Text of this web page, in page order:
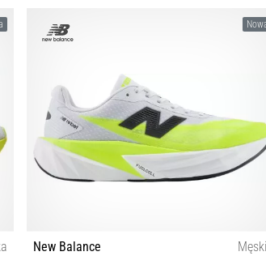
New Balance